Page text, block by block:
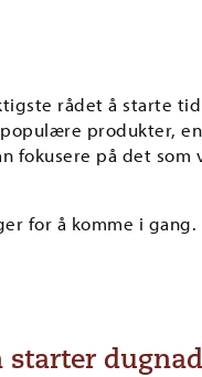
rådet å starte
produkter,
fokusere på det som
for å komme i gang.
starter dugnad